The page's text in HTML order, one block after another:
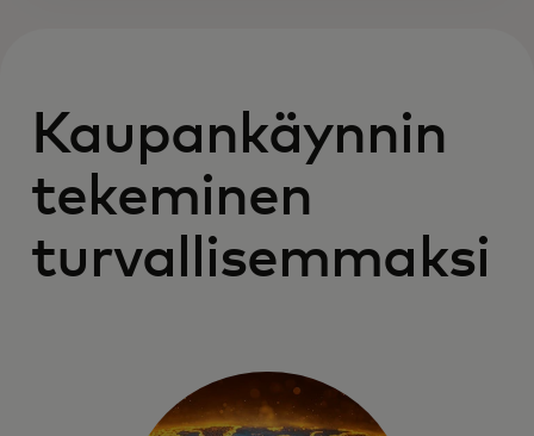
Kaupankäynnin
tekeminen
turvallisemmaksi